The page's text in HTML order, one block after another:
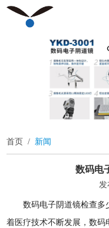
首页 / 新闻
数码电
发
数码电子阴道镜检查多
着医疗技术不断发展，数码